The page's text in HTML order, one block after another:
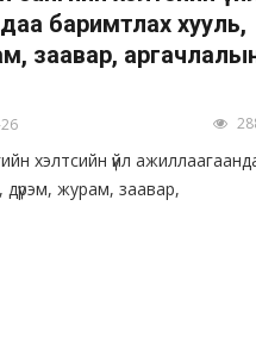
баримтлах хууль,
заавар,
хэлтсийн үйл
журам, заавар,